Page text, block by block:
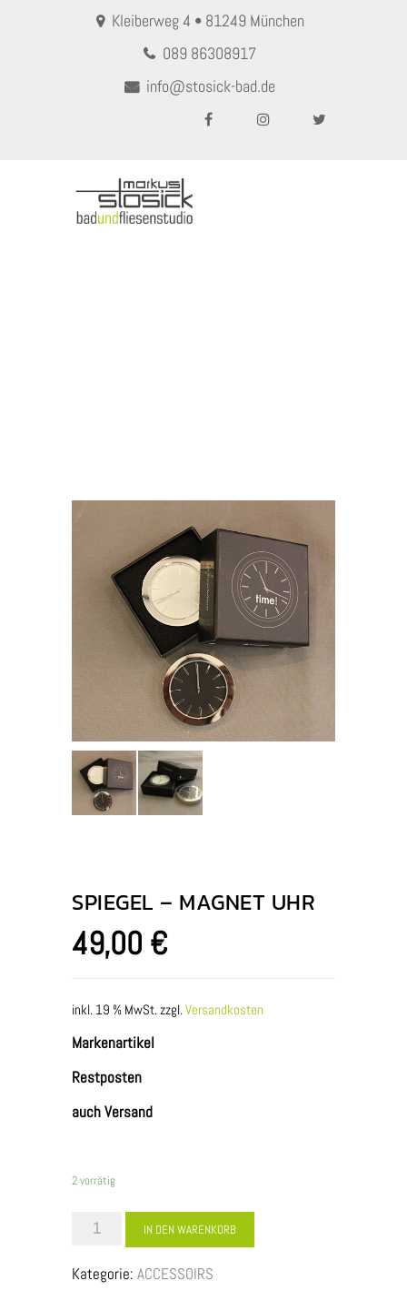
Kleiberweg 4 • 81249 München
089 86308917
info@stosick-bad.de
SPIEGEL – MAGNET UHR
49,00 €
inkl. 19 % MwSt.zzgl.Versandkosten
Markenartikel
Restposten
auch Versand
2 vorrätig
SPIEGEL
MAGNET
IN DEN WARENKORB
Kategorie: ACCESSOIRS